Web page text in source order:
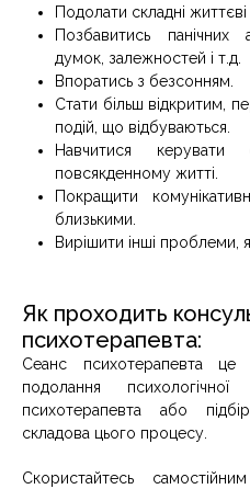
Подолати складні життєві
Позбавитись панічних
думок, залежностей і т.д.
Впоратись з безсонням.
Стати більш відкритим,
подій, що відбуваються.
Навчитися
повсякденному житті.
Покращити
близькими.
Вирішити інші проблеми,
Як проходить
психотерапевта:
Сеанс психотерапевта
подолання
психотерапевта або
складова цього процесу.
Скористайтесь